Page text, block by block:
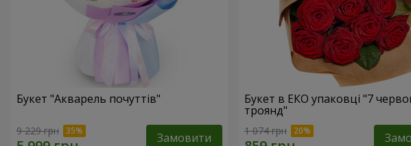
Букет "Акварель почуттів"
9 229 грн Замовити
Букет в ЕКО упаковці "7
троянд"
1 074 грн